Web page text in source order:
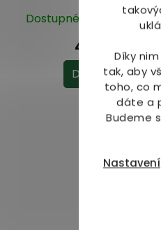
Díky
tak, aby
toho, co
dáte a
Budeme
Nastavení
Dostupné do 1 dne(>10
499 Kč
Do košíku